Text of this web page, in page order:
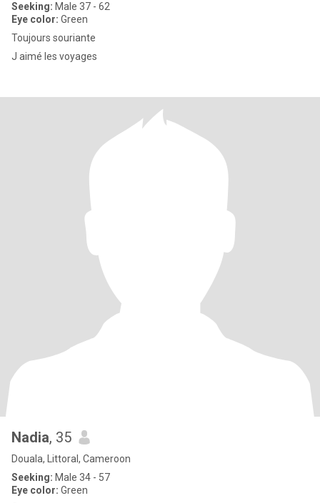
Seeking: Male 37 - 62
Eye color: Green
Toujours souriante
J aimé les voyages
Nadia, 35
Douala, Littoral, Cameroon
Seeking: Male 34 - 57
Eye color: Green